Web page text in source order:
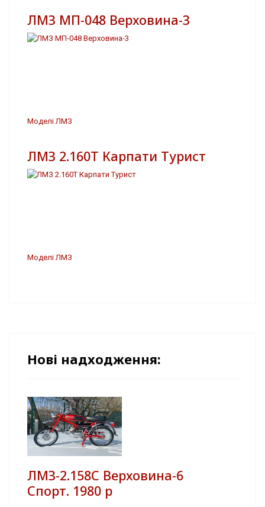
ЛМЗ МП-048 Верховина-3
Моделі ЛМЗ
ЛМЗ 2.160Т Карпати Турист
Моделі ЛМЗ
Нові надходження:
ЛМЗ-2.158С Верховина-6
Спорт. 1980 р